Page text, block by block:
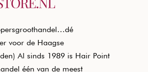
voor de Haagse
Al sinds 1989 is Hair Point
één van de meest